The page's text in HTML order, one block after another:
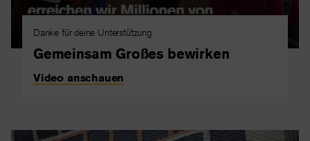
Danke für deine Unterstützung
Gemeinsam Großes bewirken
Video anschauen